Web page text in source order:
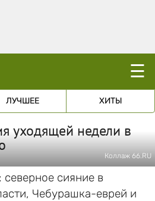
☰
ЛУЧШЕЕ ХИТЫ
уходящей недели в
Коллаж 66.RU
сияние в
Чебурашка-еврей и